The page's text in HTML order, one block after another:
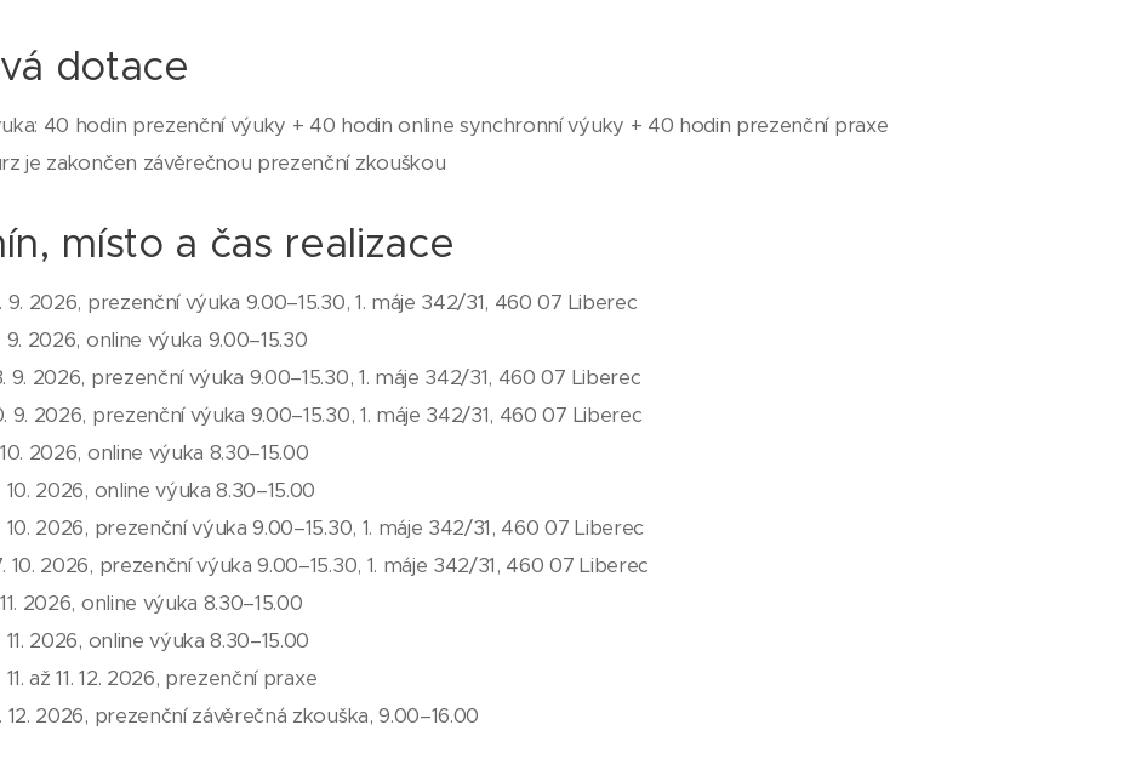
dotace
40 hodin prezenční výuky + 40 hodin online synchronní výuky + 40 hodin prezenční praxe
je zakončen závěrečnou prezenční zkouškou
místo a čas realizace
9. 2026, prezenční výuka 9.00–15.30, 1. máje 342/31, 460 07 Liberec
9. 2026, online výuka 9.00–15.30
9. 2026, prezenční výuka 9.00–15.30, 1. máje 342/31, 460 07 Liberec
9. 2026, prezenční výuka 9.00–15.30, 1. máje 342/31, 460 07 Liberec
2026, online výuka 8.30–15.00
10. 2026, online výuka 8.30–15.00
10. 2026, prezenční výuka 9.00–15.30, 1. máje 342/31, 460 07 Liberec
10. 2026, prezenční výuka 9.00–15.30, 1. máje 342/31, 460 07 Liberec
2026, online výuka 8.30–15.00
11. 2026, online výuka 8.30–15.00
11. až 11. 12. 2026, prezenční praxe
12. 2026, prezenční závěrečná zkouška, 9.00–16.00